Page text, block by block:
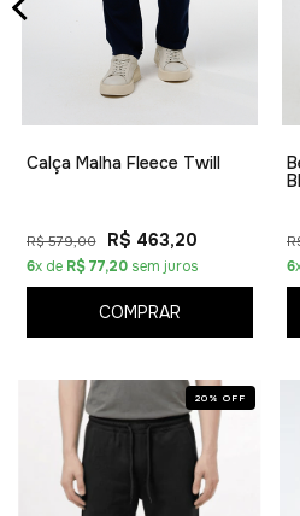
Calça Malha Fleece Twill
R$ 579,00 R$ 463,20
6x de R$ 77,20sem juros
COMPRAR
6
20 % OFF